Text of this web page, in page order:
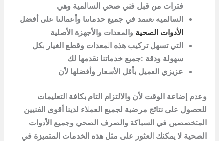
فترات من قبل فني صحي السالمية وهي
السالمية نعتمد في جميع خدماتنا وأعمالنا على أفضل
الأدوات الصحية والمعدات والأجهزة الأصلية
التي تسهل تركيب هذه المعدات وقطع الغيار بكل
سهولة ودقة :جميع خدماتنا نقدمها لك
عزيزي العميل بأقل الأسعار وأفضلها لأن
وعدم إضاعة الوقت لأن والالتزام التام بكافة التعليمات
للحصول على نتائج مرضية لجميع العملاء لدينا أقوى الفنيين
المتخصصين في السباكة والصرف الصحي وجميع الأدوات
الصحية لا يمكنك العثور على مثل هذه الخدمات المتميزة في